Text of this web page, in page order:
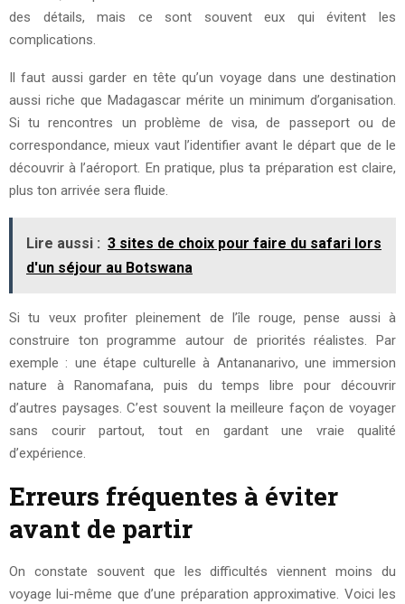
des détails, mais ce sont souvent eux qui évitent les
complications.
Il faut aussi garder en tête qu’un voyage dans une destination
aussi riche que Madagascar mérite un minimum d’organisation.
Si tu rencontres un problème de visa, de passeport ou de
correspondance, mieux vaut l’identifier avant le départ que de le
découvrir à l’aéroport. En pratique, plus ta préparation est claire,
plus ton arrivée sera fluide.
Lire aussi : 3 sites de choix pour faire du safari lors
d'un séjour au Botswana
Si tu veux profiter pleinement de l’île rouge, pense aussi à
construire ton programme autour de priorités réalistes. Par
exemple : une étape culturelle à Antananarivo, une immersion
nature à Ranomafana, puis du temps libre pour découvrir
d’autres paysages. C’est souvent la meilleure façon de voyager
sans courir partout, tout en gardant une vraie qualité
d’expérience.
Erreurs fréquentes à éviter
avant de partir
On constate souvent que les difficultés viennent moins du
voyage lui-même que d’une préparation approximative. Voici les